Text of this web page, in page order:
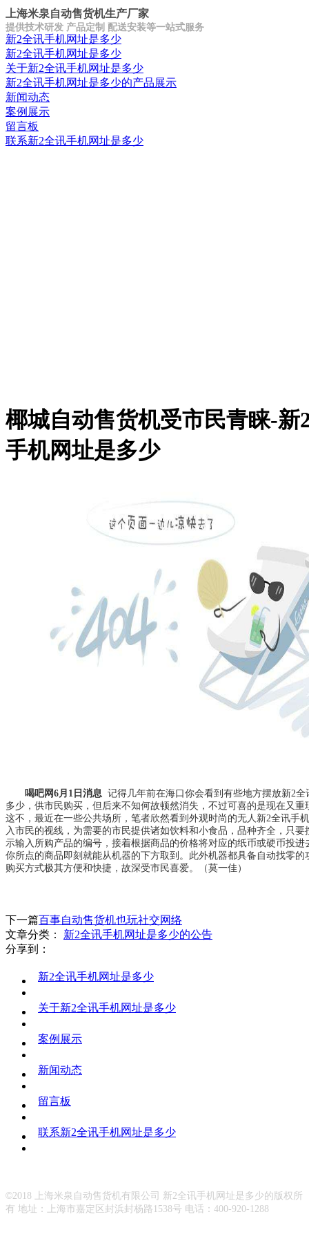
上海米泉自动售货机生产厂家
提供技术研发 产品定制 配送安装等一站式服务
新2全讯手机网址是多少
新2全讯手机网址是多少
关于新2全讯手机网址是多少
新2全讯手机网址是多少的产品展示
新闻动态
案例展示
留言板
联系新2全讯手机网址是多少
椰城自动售货机受市民青睐-新
手机网址是多少
喝吧网6月1日消息 记得几年前在海口你会看到有些地方摆放新2全
多少 ，供市民购买，但后来不知何故顿然消失，不过可喜的是现在又重
这不，最近在一些公共场所，笔者欣然看到外观时尚的无人 新2全讯手
入市民的视线，为需要的市民提供诸如饮料和小食品，品种齐全，只要
示输入所购产品的编号，接着根据商品的价格将对应的纸币或硬币投进
你所点的商品即刻就能从机器的下方取到。此外机器都具备自动找零的
购买方式极其方便和快捷，故深受市民喜爱。（莫一佳）
下一篇百事自动售货机也玩社交网络
文章分类：
新2全讯手机网址是多少的公告
分享到：
新2全讯手机网址是多少
关于新2全讯手机网址是多少
案例展示
新闻动态
留言板
联系新2全讯手机网址是多少
©2018 上海米泉自动售货机有限公司 新2全讯手机网址是多少的版权所
有 地址：上海市嘉定区封浜封杨路1538号 电话：400-920-1288